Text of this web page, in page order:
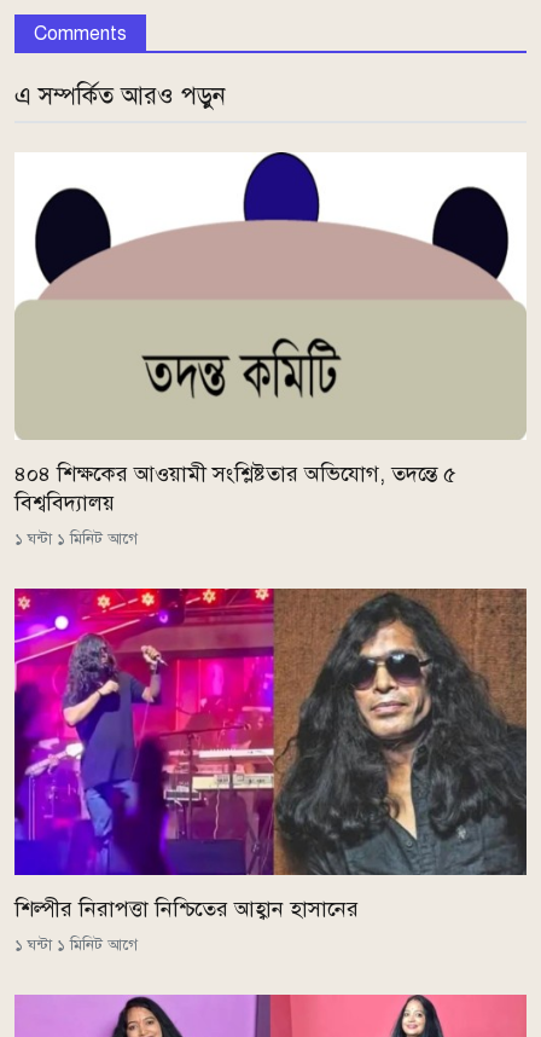
Comments
এ সম্পর্কিত আরও পড়ুন
৪০৪ শিক্ষকের আওয়ামী সংশ্লিষ্টতার অভিযোগ, তদন্তে ৫
বিশ্ববিদ্যালয়
১ ঘন্টা ১ মিনিট আগে
শিল্পীর নিরাপত্তা নিশ্চিতের আহ্বান হাসানের
১ ঘন্টা ১ মিনিট আগে